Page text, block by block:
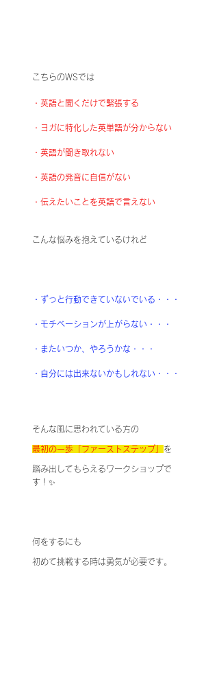
こちらのWSでは
・英語と聞くだけで緊張する
・ヨガに特化した英単語が分からない
・英語が聞き取れない
・英語の発音に自信がない
・伝えたいことを英語で言えない
こんな悩みを抱えているけれど
・ずっと行動できていないでいる・・・
・モチベーションが上がらない・・・
・またいつか、やろうかな・・・
・自分には出来ないかもしれない・・・
そんな風に思われている方の
最初の一歩「ファーストステップ」 を
踏み出してもらえるワークショップで
す！✨
何をするにも
初めて挑戦する時は勇気が必要です。